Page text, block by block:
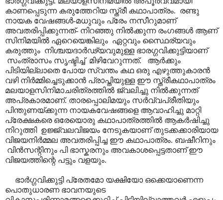
കാണപ്പെടുന്ന കരുത്തേറിയ സ്ത്രീ കഥാപാത്രം. രണ്ടു
നായക വേഷങ്ങൾ-മധുവും പ്രേം നസീറുമാണ്
അവതരിപ്പിക്കുന്നത്- നിറഞ്ഞു നിൽക്കുന്ന രംഗങ്ങൾ ആണ്
സിനിമയിൽ ഏറെയെങ്കിലും ഏറ്റവും സ്ഥൈര്യവും
കരുത്തും നിശ്ചയദാർഢ്യവുമുള്ള ഭാരഗ്ഗവിക്കുട്ടിയാണ്
സംത്രാസം സൃഷ്ടിച്ച് മിഴിവേറുന്നത്. ആർക്കും
പിടിയില്ലാതെ പോയ സ്വന്തം കഥ ഒരു എഴുത്തുകാരൻ
വഴി നിർമ്മിച്ചെടുക്കാൻ പ്രാപ്തിയുള്ള ഈ സ്ത്രീകഥാപാത്രം
മലയാളസിനിമാചരിത്രത്തിൽ ജ്വലിച്ചു നിൽക്കുന്നത്
അപ്രകാരമാണ്. താരപ്പൊലിമയും സർവ്വപ്രീതിയും
പിന്തുണയ്ക്കുന്ന നായകവേഷങ്ങളെ ആവാഹിച്ചു മാറ്റി
പ്രേക്ഷകരെ ഒരേയൊരു കഥാപാത്രത്തിൽ ആകർഷിച്ചു
നിറുത്തി ഉജ്ജ്വലവിജയം നേടുകയാണ് തുടക്കക്കാരിയായ
വിജയനിർമ്മല അവതരിപ്പിച്ച ഈ കഥാപാത്രം. ബഷീറിനും
വിൻസന്റിനും പി ഭാസ്കരനും അവകാശപ്പെട്ടതാണ് ഈ
വിജയത്തിന്റെ പട്ടും വളയും.
ഭാർഗ്ഗവിക്കുട്ടി പ്രേതമോ യക്ഷിയോ ഒക്കെയാണെന്ന
പൊതുധാരണ ഭാവനയുടെ